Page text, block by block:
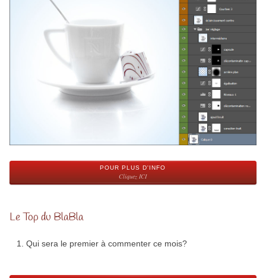
POUR PLUS D'INFO
Cliquez ICI
Le Top du BlaBla
Qui sera le premier à commenter ce mois?